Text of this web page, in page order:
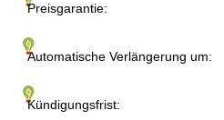
Preisgarantie:
Automatische Verlängerung um:
Kündigungsfrist: